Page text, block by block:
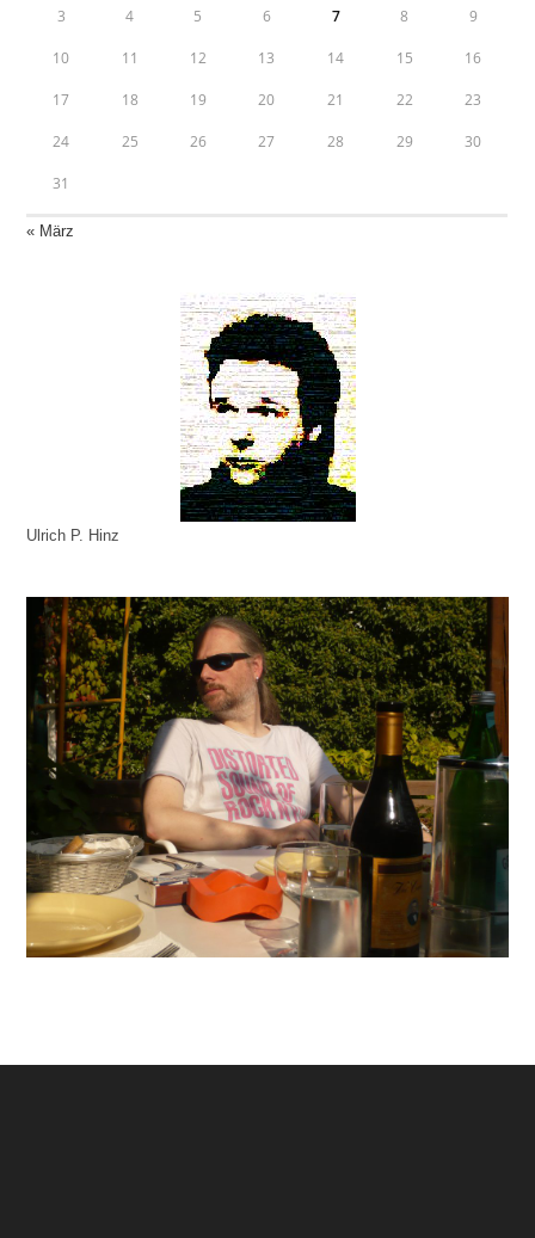
3 4 5 6 7 8 9
10 11 12 13 14 15 16
17 18 19 20 21 22 23
24 25 26 27 28 29 30
31
« März
Ulrich P. Hinz